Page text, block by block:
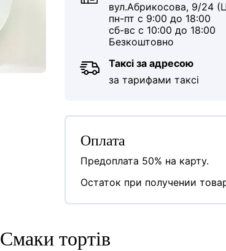
вул.Абрикосова, 9/24
пн-пт с 9:00 до 18:00
сб-вс с 10:00 до 18:00
Безкоштовно
Таксі за адресою
за тарифами таксі
Оплата
Предоплата 50% на карту.
Остаток при получении
Cмаки тортів